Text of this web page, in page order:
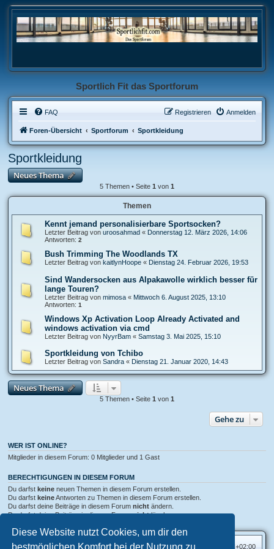
Diese Website nutzt Cookies, um dir den
bestmöglichen Komfort bei der Nutzung zu
Sportlich Fit das Sportforum
FAQ Anmelden
Registrieren
Foren-Übersicht Sportforum Sportkleidung
Sportkleidung
Neues Thema
5 Themen • Seite 1 von 1
Themen
Kennt jemand personalisierbare Sportsocken?
Letzter Beitrag von uroosahmad « Donnerstag 12. März 2026, 14:06
Antworten: 2
Bush Trimming The Woodlands TX
Letzter Beitrag von kaitlynHoope « Dienstag 24. Februar 2026, 19:53
Sind Wandersocken aus Alpakawolle wirklich besser für
lange Touren?
Letzter Beitrag von mimosa « Mittwoch 6. August 2025, 13:10
Antworten: 1
Windows Xp Activation Loop Already Activated and
windows activation via cmd
Letzter Beitrag von NyуrBam « Samstag 3. Mai 2025, 15:10
Sportkleidung von Tchibo
Letzter Beitrag von Sandra « Dienstag 21. Januar 2020, 14:43
Neues Thema
5 Themen • Seite 1 von 1
Gehe zu
WER IST ONLINE?
Mitglieder in diesem Forum: 0 Mitglieder und 1 Gast
BERECHTIGUNGEN IN DIESEM FORUM
Du darfst keine neuen Themen in diesem Forum erstellen.
Du darfst keineAntworten zu Themen in diesem Forum erstellen.
Du darfst deine Beiträge in diesem Forum nicht ändern.
Du darfst deine Beiträge in diesem Forumnichtlöschen.
Foren-Übersicht Alle Zeiten sind UTC+02:00